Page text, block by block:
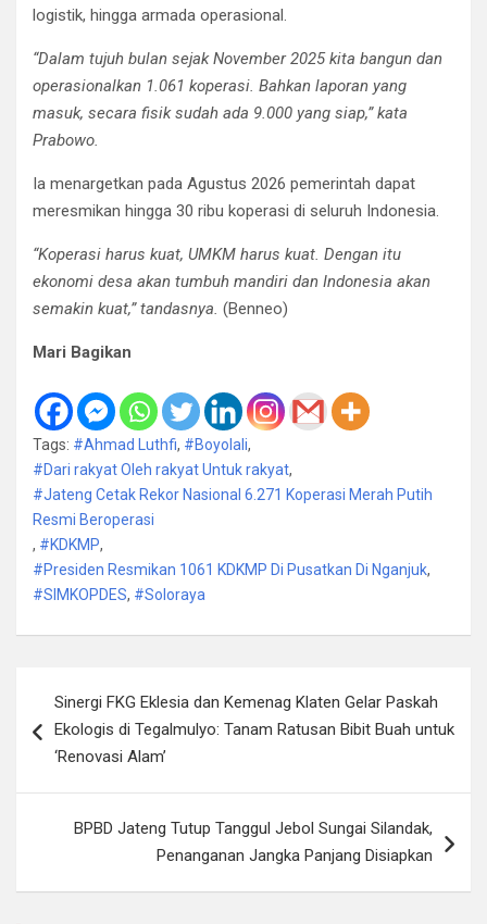
logistik, hingga armada operasional.
“Dalam tujuh bulan sejak November 2025 kita bangun dan
operasionalkan 1.061 koperasi. Bahkan laporan yang
masuk, secara fisik sudah ada 9.000 yang siap,” kata
Prabowo.
Ia menargetkan pada Agustus 2026 pemerintah dapat
meresmikan hingga 30 ribu koperasi di seluruh Indonesia.
“Koperasi harus kuat, UMKM harus kuat. Dengan itu
ekonomi desa akan tumbuh mandiri dan Indonesia akan
semakin kuat,” tandasnya. (Benneo)
Mari Bagikan
Tags: #Ahmad Luthfi, #Boyolali,
#Dari rakyat Oleh rakyat Untuk rakyat,
#Jateng Cetak Rekor Nasional 6.271 Koperasi Merah Putih
Resmi Beroperasi
, #KDKMP,
#Presiden Resmikan 1061 KDKMP Di Pusatkan Di Nganjuk,
#SIMKOPDES, #Soloraya
posSinergi FKG Eklesia dan Kemenag Klaten Gelar Paskah
Ekologis di Tegalmulyo: Tanam Ratusan Bibit Buah untuk
‘Renovasi Alam’
BPBD Jateng Tutup Tanggul Jebol Sungai Silandak,
Penanganan Jangka Panjang Disiapkan